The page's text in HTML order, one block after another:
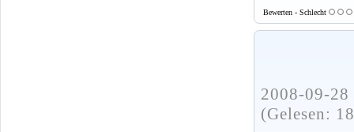
Bewerten - Schlecht
2008-09-
(Gelesen: